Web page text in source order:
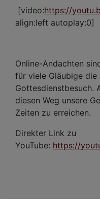
[video:https://
align:left autoplay:0]
Online-Andachten
für viele Gläubige
Gottesdienstbesuch.
diesen Weg unsere
Zeiten zu erreichen.
Direkter Link zu
YouTube: https://